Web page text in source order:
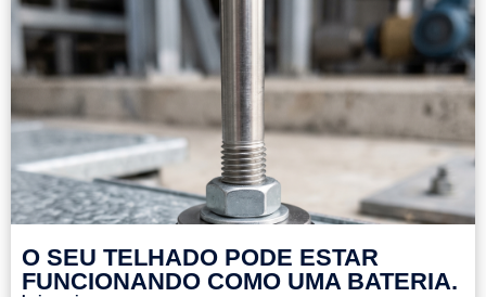
O SEU TELHADO PODE ESTAR
FUNCIONANDO COMO UMA BATERIA.